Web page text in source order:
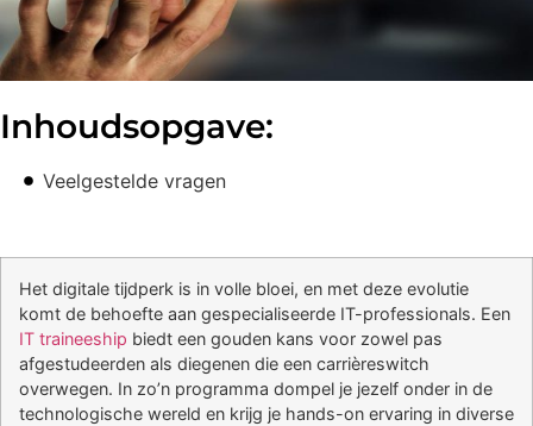
Inhoudsopgave:
Veelgestelde vragen
Het digitale tijdperk is in volle bloei, en met deze evolutie
komt de behoefte aan gespecialiseerde IT-professionals. Een
IT traineeship biedt een gouden kans voor zowel pas
afgestudeerden als diegenen die een carrièreswitch
overwegen. In zo’n programma dompel je jezelf onder in de
technologische wereld en krijg je hands-on ervaring in diverse